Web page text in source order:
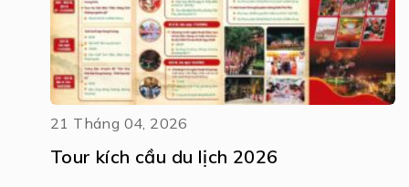
21 Tháng 04, 2026
Tour kích cầu du lịch 2026